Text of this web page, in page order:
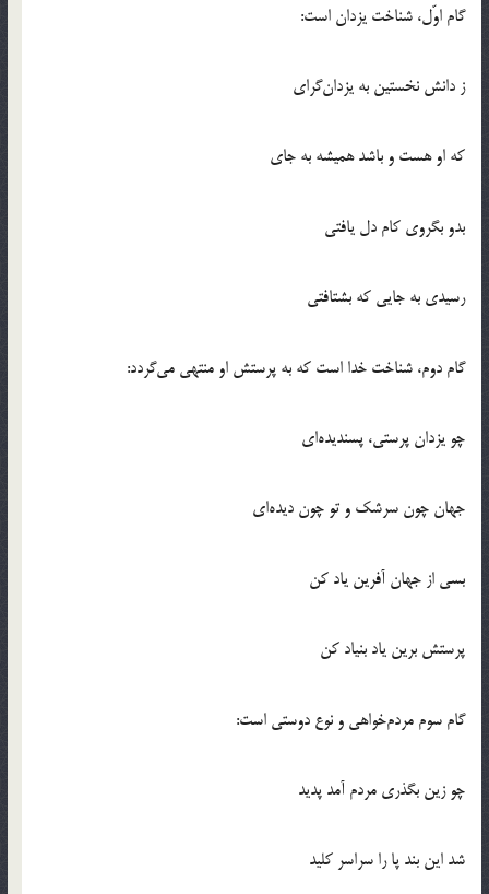
گام اوّل، شناخت يزدان است:
ز دانش نخستين به يزدان‌گراي
كه او هست و باشد هميشه به جاي
بدو بگروي كام دل يافتي
رسيدي به جايي كه بشتافتي
گام دوم، شناخت خدا است كه به پرستش او منتهي مي‌گردد:
چو يزدان پرستي، پسنديده‌اي
جهان چون سرشك و تو چون ديده‌اي
بسي از جهان آفرين ياد كن
پرستش برين ياد بنياد كن
گام سوم مردم‌خواهي و نوع دوستي است:
چو زين بگذري مردم آمد پديد
شد اين بند پا را سراسر كليد